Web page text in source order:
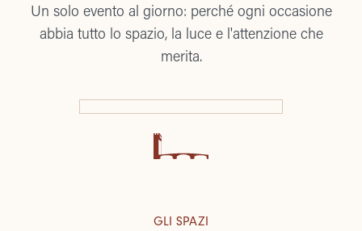
Un solo evento al giorno: perché ogni occasione
abbia tutto lo spazio, la luce e l'attenzione che
merita.
GLI SPAZI